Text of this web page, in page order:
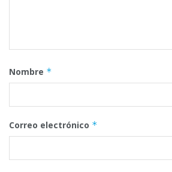
Nombre *
Correo electrónico *